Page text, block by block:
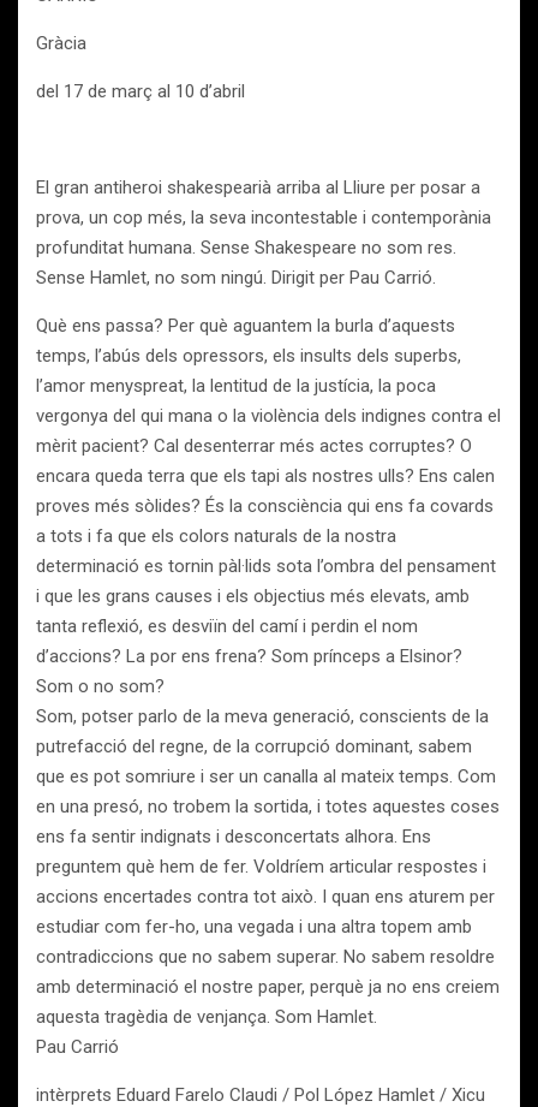
Gràcia
del 17 de març al 10 d’abril
El gran antiheroi shakespearià arriba al Lliure per posar a
prova, un cop més, la seva incontestable i contemporània
profunditat humana. Sense Shakespeare no som res.
Sense Hamlet, no som ningú. Dirigit per Pau Carrió.
Què ens passa? Per què aguantem la burla d’aquests
temps, l’abús dels opressors, els insults dels superbs,
l’amor menyspreat, la lentitud de la justícia, la poca
vergonya del qui mana o la violència dels indignes contra el
mèrit pacient? Cal desenterrar més actes corruptes? O
encara queda terra que els tapi als nostres ulls? Ens calen
proves més sòlides? És la consciència qui ens fa covards
a tots i fa que els colors naturals de la nostra
determinació es tornin pàl·lids sota l’ombra del pensament
i que les grans causes i els objectius més elevats, amb
tanta reflexió, es desviïn del camí i perdin el nom
d’accions? La por ens frena? Som prínceps a Elsinor?
Som o no som?
Som, potser parlo de la meva generació, conscients de la
putrefacció del regne, de la corrupció dominant, sabem
que es pot somriure i ser un canalla al mateix temps. Com
en una presó, no trobem la sortida, i totes aquestes coses
ens fa sentir indignats i desconcertats alhora. Ens
preguntem què hem de fer. Voldríem articular respostes i
accions encertades contra tot això. I quan ens aturem per
estudiar com fer-ho, una vegada i una altra topem amb
contradiccions que no sabem superar. No sabem resoldre
amb determinació el nostre paper, perquè ja no ens creiem
aquesta tragèdia de venjança. Som Hamlet.
Pau Carrió
intèrprets Eduard Farelo Claudi / Pol López Hamlet / Xicu